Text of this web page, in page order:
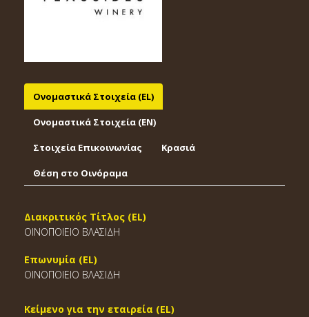
Ονομαστικά Στοιχεία (EL)
Ονομαστικά Στοιχεία (EΝ)
Στοιχεία Επικοινωνίας Κρασιά
Θέση στο Οινόραμα
Διακριτικός Τίτλος (EL)
ΟΙΝΟΠΟΙΕΙΟ ΒΛΑΣΙΔΗ
Επωνυμία (EL)
ΟΙΝΟΠΟΙΕΙΟ ΒΛΑΣΙΔΗ
Κείμενο για την εταιρεία (EL)